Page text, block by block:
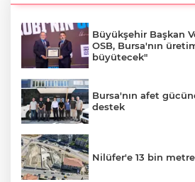
Büyükşehir Başkan
OSB, Bursa'nın
büyütecek"
Bursa'nın afet
destek
Nilüfer'e 13 bin